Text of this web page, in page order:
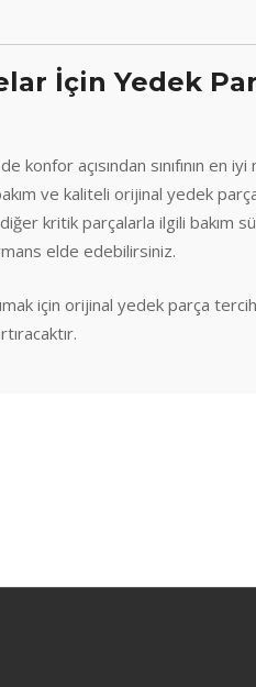
İçin Yedek
açısından sınıfının en
ve kaliteli orijinal yedek
kritik parçalarla ilgili bakım
elde edebilirsiniz.
için orijinal yedek parça